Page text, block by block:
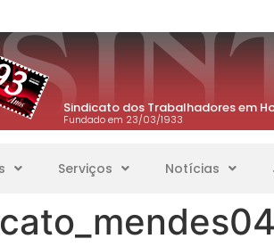
Sindicato dos Trabalhadores em
Fundado em 23/03/1933
Serviços Notícias